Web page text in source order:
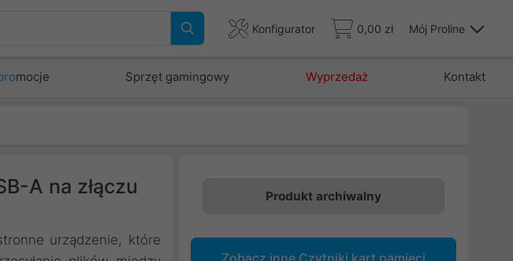
Konfigurator 0,00 zł Mój Proline
mocje Sprzęt gamingowy Wyprzedaż Kontakt
A na złączu
urządzenie, które
Produkt archiwalny
Zobacz inne Czytniki kart pamięci